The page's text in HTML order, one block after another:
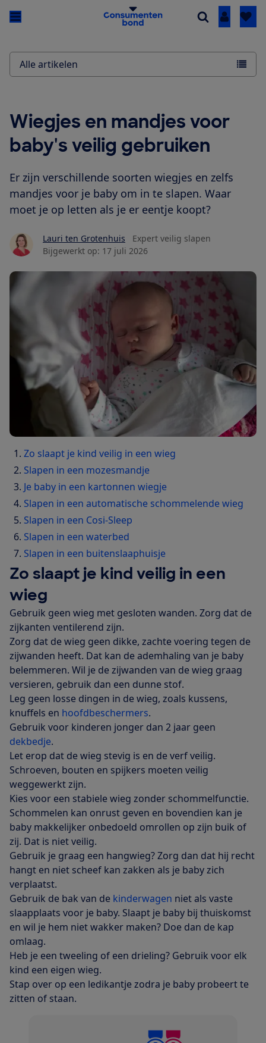
Inloggen
Wiegjes en mandjes voor
baby's veilig gebruiken
Er zijn verschillende soorten wiegjes en zelfs
mandjes voor je baby om in te slapen. Waar
moet je op letten als je er eentje koopt?
Lauri ten Grotenhuis
Expert veilig slapen
Bijgewerkt op: 17 juli 2026
Zo slaapt je kind veilig in een wieg
Slapen in een mozesmandje
Je baby in een kartonnen wiegje
Slapen in een automatische schommelende wieg
Slapen in een Cosi-Sleep
Slapen in een waterbed
Slapen in een buitenslaaphuisje
Zo slaapt je kind veilig in een
wieg
Gebruik geen wieg met gesloten wanden. Zorg dat de
zijkanten ventilerend zijn.
Zorg dat de wieg geen dikke, zachte voering tegen de
zijwanden heeft. Dat kan de ademhaling van je baby
belemmeren. Wil je de zijwanden van de wieg graag
versieren, gebruik dan een dunne stof.
Leg geen losse dingen in de wieg, zoals kussens,
knuffels en hoofdbeschermers.
Gebruik voor kinderen jonger dan 2 jaar geen
dekbedje.
Let erop dat de wieg stevig is en de verf veilig.
Schroeven, bouten en spijkers moeten veilig
weggewerkt zijn.
Kies voor een stabiele wieg zonder schommelfunctie.
Schommelen kan onrust geven en bovendien kan je
baby makkelijker onbedoeld omrollen op zijn buik of
zij. Dat is niet veilig.
Gebruik je graag een hangwieg? Zorg dan dat hij recht
hangt en niet scheef kan zakken als je baby zich
verplaatst.
Gebruik de bak van de kinderwagen niet als vaste
slaapplaats voor je baby. Slaapt je baby bij thuiskomst
en wil je hem niet wakker maken? Doe dan de kap
omlaag.
Heb je een tweeling of een drieling? Gebruik voor elk
kind een eigen wieg.
Stap over op een ledikantje zodra je baby probeert te
zitten of staan.
Alle artikelen